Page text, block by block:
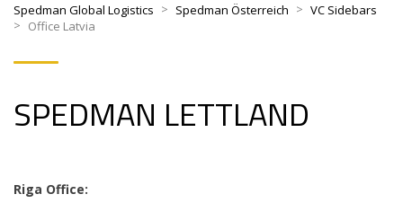
Spedman Global Logistics > Spedman Österreich > VC Sidebars
> Office Latvia
SPEDMAN LETTLAND
Riga Office: